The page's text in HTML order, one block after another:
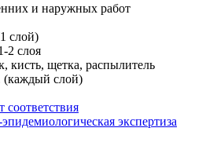
и наружных работ
слой)
2 слоя
кисть, щетка, распылитель
(каждый слой)
соответствия
экспертиза